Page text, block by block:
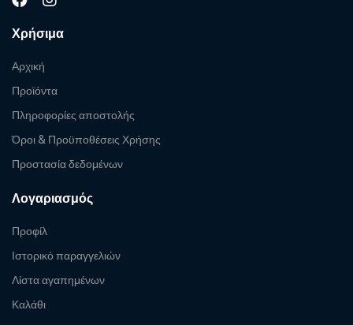
Χρήσιμα
Αρχική
Προϊόντα
Πληροφορίες αποστολής
Όροι & Προϋποθέσεις Χρήσης
Προστασία δεδομένων
Λογαριασμός
Προφίλ
Ιστορικό παραγγελιών
Λίστα αγαπημένων
Καλάθι